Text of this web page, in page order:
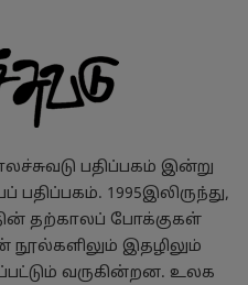
பதிப்பகம் இன்று
1995இலிருந்து,
தற்காலப் போக்குகள்
நூல்களிலும் இதழிலும்
வருகின்றன. உலக